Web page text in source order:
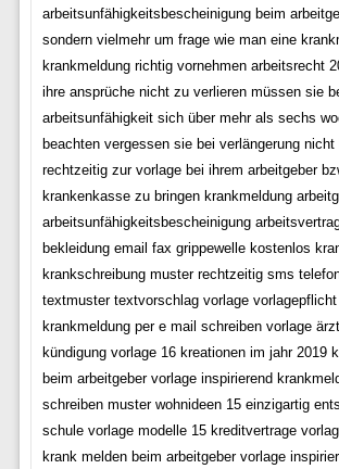
arbeitsunfähigkeitsbescheinigung beim
sondern vielmehr um frage wie man eine
krankmeldung richtig vornehmen arbeitsrecht
ihre ansprüche nicht zu verlieren müssen sie
arbeitsunfähigkeit sich über mehr als sechs
beachten vergessen sie bei verlängerung
rechtzeitig zur vorlage bei ihrem arbeitgeber
krankenkasse zu bringen krankmeldung
arbeitsunfähigkeitsbescheinigung
bekleidung email fax grippewelle kostenlos
krankschreibung muster rechtzeitig sms
textmuster textvorschlag vorlage
krankmeldung per e mail schreiben vorlage
kündigung vorlage 16 kreationen im jahr 2019
beim arbeitgeber vorlage inspirierend
schreiben muster wohnideen 15 einzigartig
schule vorlage modelle 15 kreditvertrage
krank melden beim arbeitgeber vorlage